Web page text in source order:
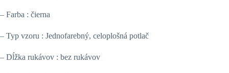
– Farba : čierna
– Typ vzoru : Jednofarebný, celoplošná potlač
– Dĺžka rukávov : bez rukávov